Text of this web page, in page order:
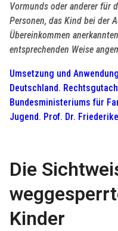
Vormunds oder anderer für
Personen, das Kind bei der
Übereinkommen
entsprechenden Weise
Umsetzung und
Deutschland.
Bundesministeriums für
Jugend. Prof. Dr.
Die
Kinder